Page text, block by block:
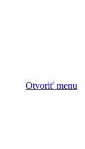
Otvoriť menu